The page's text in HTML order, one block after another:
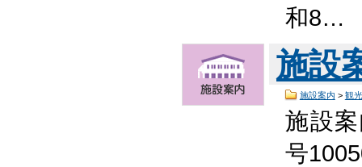
和8…
施設
施設案内 > 観
施設
号